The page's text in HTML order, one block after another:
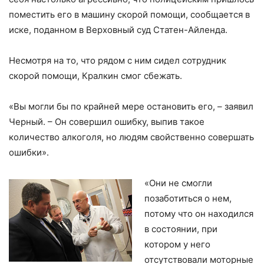
поместить его в машину скорой помощи, сообщается в
иске, поданном в Верховный суд Статен-Айленда.
Несмотря на то, что рядом с ним сидел сотрудник
скорой помощи, Кралкин смог сбежать.
«Вы могли бы по крайней мере остановить его, – заявил
Черный. – Он совершил ошибку, выпив такое
количество алкоголя, но людям свойственно совершать
ошибки».
«Они не смогли
позаботиться о нем,
потому что он находился
в состоянии, при
котором у него
отсутствовали моторные